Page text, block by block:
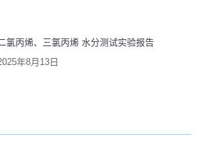
氯丙烯、三氯丙烯 水分测试实验报告
年8月13日